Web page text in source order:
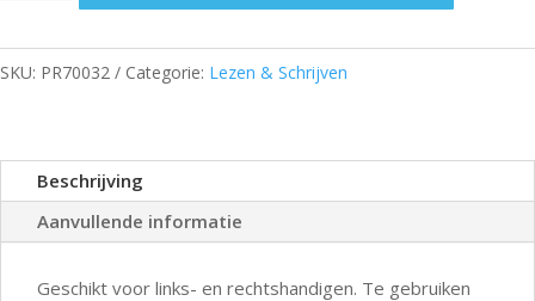
SKU: PR70032 Categorie: Lezen & Schrijven
Beschrijving
Aanvullende informatie
Geschikt voor links- en rechtshandigen. Te gebruiken